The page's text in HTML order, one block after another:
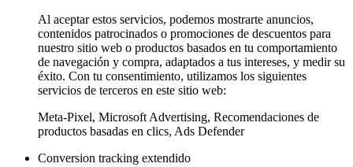
Al aceptar estos servicios, podemos mostrarte anuncios,
contenidos patrocinados o promociones de descuentos para
nuestro sitio web o productos basados en tu comportamiento
de navegación y compra, adaptados a tus intereses, y medir su
éxito. Con tu consentimiento, utilizamos los siguientes
servicios de terceros en este sitio web:
Meta-Pixel, Microsoft Advertising, Recomendaciones de
productos basadas en clics, Ads Defender
Conversion tracking extendido